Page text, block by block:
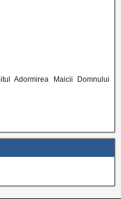
Adormirea Maicii Domnului